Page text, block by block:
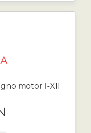
motor I-XII